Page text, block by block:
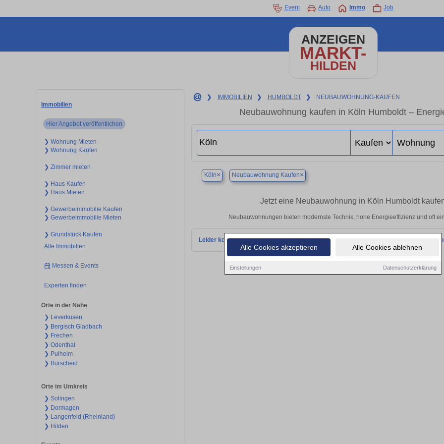
Alle Cookies akzeptieren Alle Cookies ablehnen
Einstellungen Datenschutzerklärung
Event Auto Immo Job
ANZEIGEN
MARKT-
HILDEN
Immobilien
Hier Angebot veröffentlichen
❯ Wohnung Mieten
❯ Wohnung Kaufen
❯ Zimmer mieten
❯ Haus Kaufen
❯ Haus Mieten
❯ Gewerbeimmobilie Kaufen
❯ Gewerbeimmobilie Mieten
❯ Grundstück Kaufen
Alle Immobilien
Messen & Events
Experten finden
Orte in der Nähe
❯ Leverkusen
❯ Bergisch Gladbach
❯ Frechen
❯ Odenthal
❯ Pulheim
❯ Burscheid
Orte im Umkreis
❯ Solingen
❯ Dormagen
❯ Langenfeld (Rheinland)
❯ Hilden
❯ IMMOBILIEN ❯ HUMBOLDT ❯ NEUBAUWOHNUNG-KAUFEN
Neubauwohnung kaufen in Köln Humboldt –
Köln× Neubauwohnung Kaufen×
Jetzt eine Neubauwohnung in Köln Humboldt
Neubauwohnungen bieten modernste Technik, hohe Energieeffizienz und oft
Leider konnten wir derzeit keine passenden Objekte finden. Schauen Sie bald wieder